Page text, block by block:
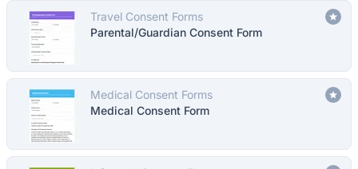
Travel Consent Forms
Parental/Guardian Consent Form
Medical Consent Forms
Medical Consent Form